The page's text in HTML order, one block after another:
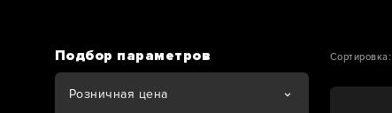
Подбор параметров
Розничная цена
Сортировка: